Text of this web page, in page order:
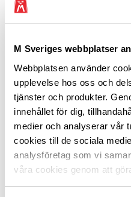
M Sveriges webbplatser
Webbplatsen använder
upplevelse hos oss och
tjänster och produkter.
innehållet för dig,
medier och analyserar vår
cookies till de sociala
analysföretag som vi
våra cookies genom att
Resultatet har
klubbars mätningar inom
I samband med kontrollen
skyltningen för
bedömdes uppfylla
vara i gott skick samt väl
6 maj: